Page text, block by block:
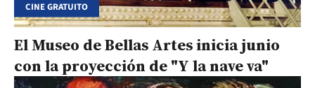
CINE GRATUITO
El Museo de Bellas Artes inicia junio
con la proyección de "Y la nave va"